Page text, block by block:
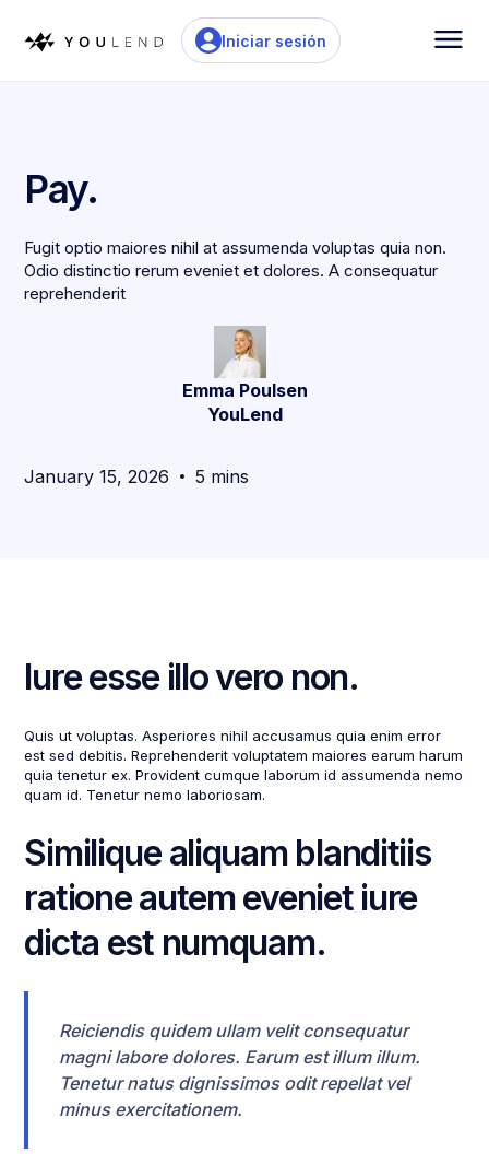
Iniciar sesión
Pay.
Fugit optio maiores nihil at assumenda voluptas quia non.
Odio distinctio rerum eveniet et dolores. A consequatur
reprehenderit
Emma Poulsen
YouLend
January 15, 2026 5 mins
Iure esse illo vero non.
Quis ut voluptas. Asperiores nihil accusamus quia enim error
est sed debitis. Reprehenderit voluptatem maiores earum harum
quia tenetur ex. Provident cumque laborum id assumenda nemo
quam id. Tenetur nemo laboriosam.
Similique aliquam blanditiis
ratione autem eveniet iure
dicta est numquam.
Reiciendis quidem ullam velit consequatur
magni labore dolores. Earum est illum illum.
Tenetur natus dignissimos odit repellat vel
minus exercitationem.